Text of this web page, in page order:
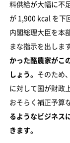
料供給が大幅に不
が 1,900 kcal を下
内閣総理大臣を本
まな指示を出しま
かった酪農家がこ
しょう。 そのため
に対して国が財政
おそらく補正予算
るようなビジネス
きます。